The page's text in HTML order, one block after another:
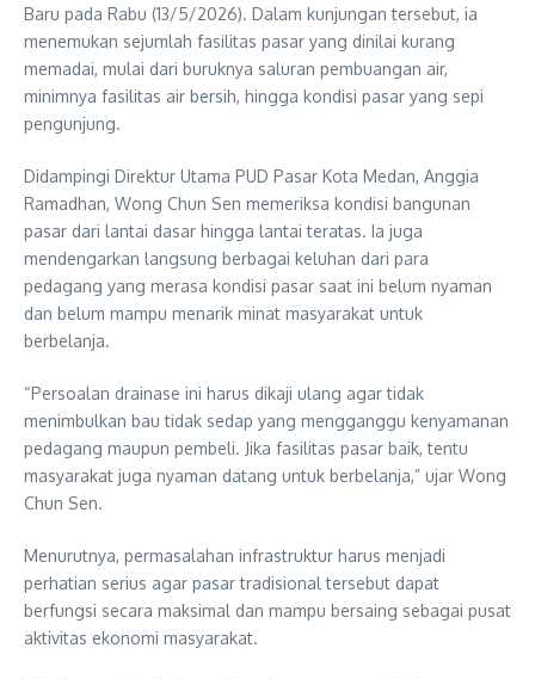
Baru pada Rabu (13/5/2026). Dalam kunjungan tersebut, ia
menemukan sejumlah fasilitas pasar yang dinilai kurang
memadai, mulai dari buruknya saluran pembuangan air,
minimnya fasilitas air bersih, hingga kondisi pasar yang sepi
pengunjung.
Didampingi Direktur Utama PUD Pasar Kota Medan, Anggia
Ramadhan, Wong Chun Sen memeriksa kondisi bangunan
pasar dari lantai dasar hingga lantai teratas. Ia juga
mendengarkan langsung berbagai keluhan dari para
pedagang yang merasa kondisi pasar saat ini belum nyaman
dan belum mampu menarik minat masyarakat untuk
berbelanja.
“Persoalan drainase ini harus dikaji ulang agar tidak
menimbulkan bau tidak sedap yang mengganggu kenyamanan
pedagang maupun pembeli. Jika fasilitas pasar baik, tentu
masyarakat juga nyaman datang untuk berbelanja,” ujar Wong
Chun Sen.
Menurutnya, permasalahan infrastruktur harus menjadi
perhatian serius agar pasar tradisional tersebut dapat
berfungsi secara maksimal dan mampu bersaing sebagai pusat
aktivitas ekonomi masyarakat.